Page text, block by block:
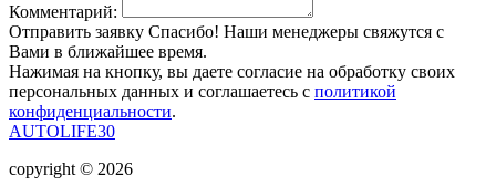
Комментарий:
Отправить заявку Спасибо! Наши менеджеры свяжутся с
Вами в ближайшее время.
Нажимая на кнопку, вы даете согласие на обработку своих
персональных данных и соглашаетесь с политикой
конфиденциальности.
AUTOLIFE30
copyright © 2026